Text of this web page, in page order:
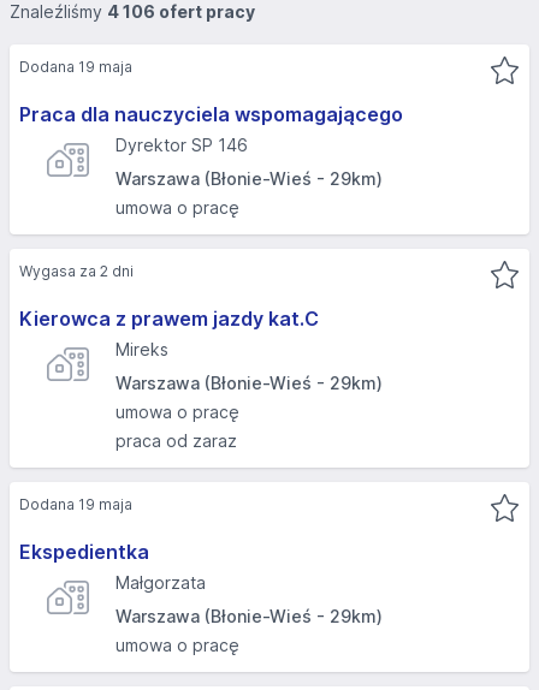
Znaleźliśmy 4 106 ofert pracy
Praca dla nauczyciela wspomagającego
Dyrektor SP 146
Warszawa (Błonie-Wieś - 29km)
umowa o pracę
Dodana 19 maja
Kierowca z prawem jazdy kat.C
Mireks
Warszawa (Błonie-Wieś - 29km)
umowa o pracę
praca od zaraz
Wygasa za 2 dni
Ekspedientka
Małgorzata
Warszawa (Błonie-Wieś - 29km)
umowa o pracę
Dodana 19 maja